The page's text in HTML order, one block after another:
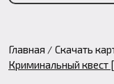
Главная Скачать
Криминальный квест